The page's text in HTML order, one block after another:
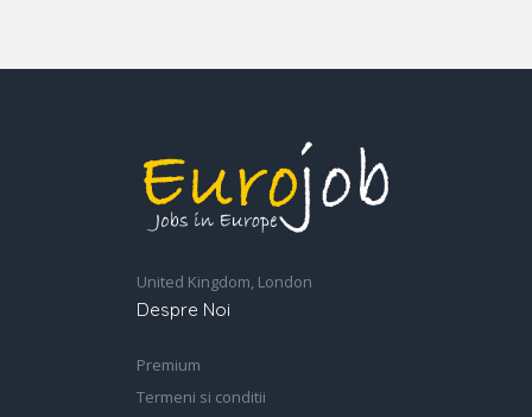
United Kingdom, London
Despre Noi
Premium
Termeni si conditii